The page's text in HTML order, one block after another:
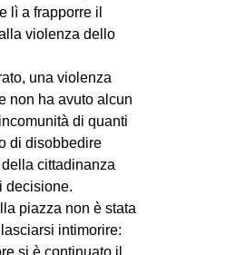
tw
ms
SEARCH
lì a frapporre il
violenza dello
una violenza
non ha avuto alcun
di quanti
di disobbedire
cittadinanza
decisione.
piazza non è stata
intimorire:
si è continuato il